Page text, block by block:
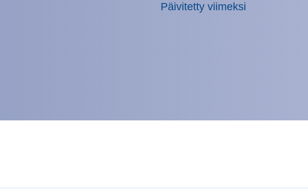
Päivitetty viimeksi